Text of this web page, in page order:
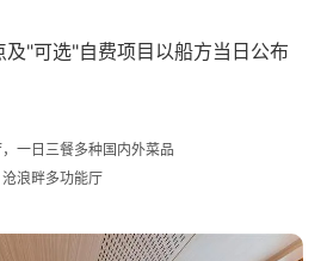
及"可选"自费项目以船方当日公布
一日三餐多种国内外菜品
浪畔多功能厅